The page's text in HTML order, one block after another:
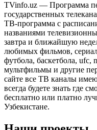
TVinfo.uz — Программа
государственных
ТВ-программа с
названиями
завтра и ближайшую
любимых фильмов,
футбола, баскетбола, ufc,
мультфильмы и другие
сайте все ТВ каналы
всегда будете знать где
бесплатно или платно
Узбекистане.